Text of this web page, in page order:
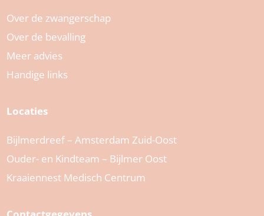
Over de zwangerschap
Over de bevalling
Meer advies
Handige links
Locaties
Bijlmerdreef – Amsterdam Zuid-Oost
Ouder- en Kindteam – Bijlmer Oost
Kraaiennest Medisch Centrum